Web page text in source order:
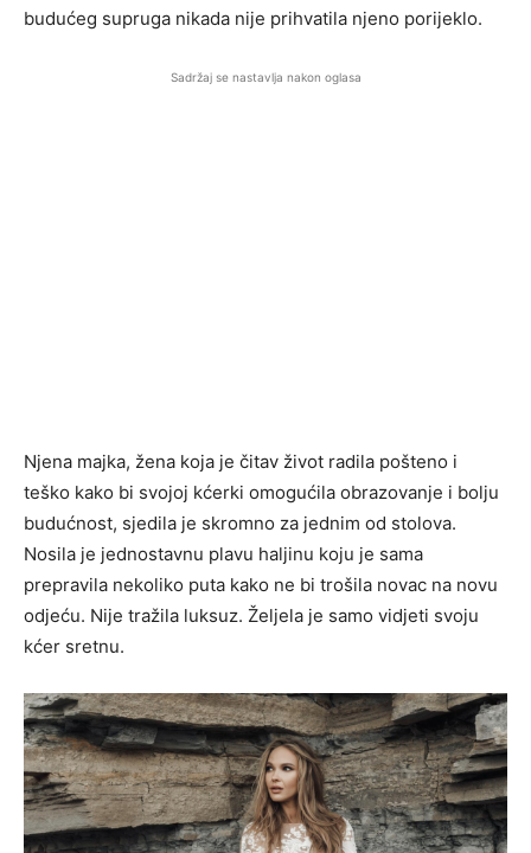
budućeg supruga nikada nije prihvatila njeno porijeklo.
Sadržaj se nastavlja nakon oglasa
Njena majka, žena koja je čitav život radila pošteno i
teško kako bi svojoj kćerki omogućila obrazovanje i bolju
budućnost, sjedila je skromno za jednim od stolova.
Nosila je jednostavnu plavu haljinu koju je sama
prepravila nekoliko puta kako ne bi trošila novac na novu
odjeću. Nije tražila luksuz. Željela je samo vidjeti svoju
kćer sretnu.